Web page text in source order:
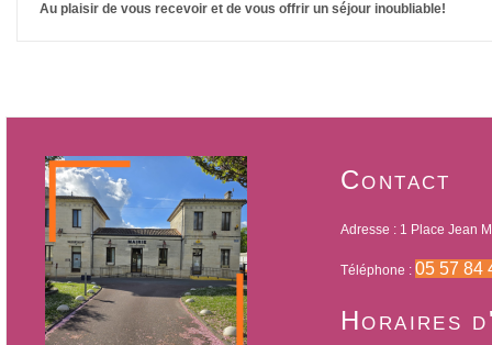
Au plaisir de vous recevoir et de vous offrir un séjour inoubliable!
Contact
Adresse : 1 Place Jean
Téléphone : 05 57 84
Horaires